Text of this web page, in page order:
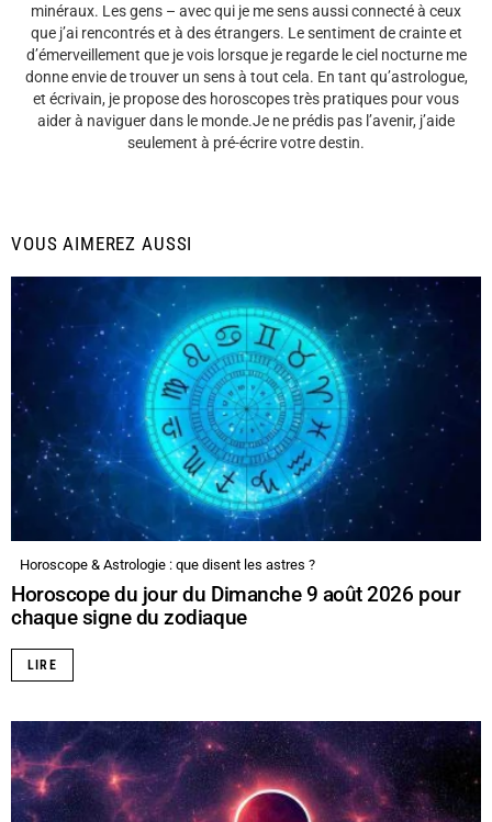
minéraux. Les gens – avec qui je me sens aussi connecté à ceux
que j’ai rencontrés et à des étrangers. Le sentiment de crainte et
d’émerveillement que je vois lorsque je regarde le ciel nocturne me
donne envie de trouver un sens à tout cela. En tant qu’astrologue,
et écrivain, je propose des horoscopes très pratiques pour vous
aider à naviguer dans le monde.Je ne prédis pas l’avenir, j’aide
seulement à pré-écrire votre destin.
VOUS AIMEREZ AUSSI
Horoscope & Astrologie : que disent les astres ?
Horoscope du jour du Dimanche 9 août 2026 pour
chaque signe du zodiaque
LIRE